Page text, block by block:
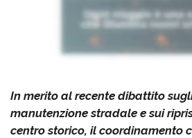
In merito al recente dibattito
manutenzione stradale e sui
centro storico, il coordinamento